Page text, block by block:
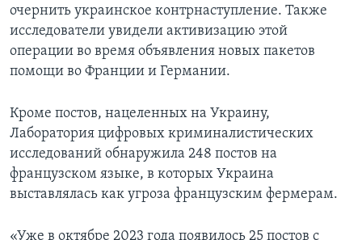
очернить украинское контрнаступление. Также
исследователи увидели активизацию этой
операции во время объявления новых пакетов
помощи во Франции и Германии.
Кроме постов, нацеленных на Украину,
Лаборатория цифровых криминалистических
исследований обнаружила 248 постов на
французском языке, в которых Украина
выставлялась как угроза французским фермерам.
«Уже в октябре 2023 года появилось 25 постов с